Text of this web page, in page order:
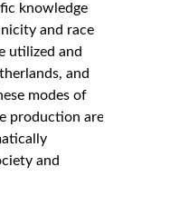
knowledge
and race
utilized and
and
modes of
production are
and